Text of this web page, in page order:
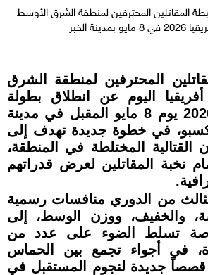
المقاتلين المحترفين لمنطقة الشرق الأوسط
الخبر
المحترفين لمنطقة الشرق
اليوم عن انطلاق بطولة
الدوري لموسم 2026 يوم 8 مايو المقبل في مدينة
اكسبو، في خطوة جديدة تهدف إلى
القتالية المختلطة في المنطقة،
نخبة المقاتلين لعرض قدراتهم
من الدوري منافسات رسمية
والخفيف، ووزن الوسط، إلى
تسلط الضوء على عدد من
في أجواء تجمع بين الحماس
قصصاً جديدة لنجوم المستقبل في